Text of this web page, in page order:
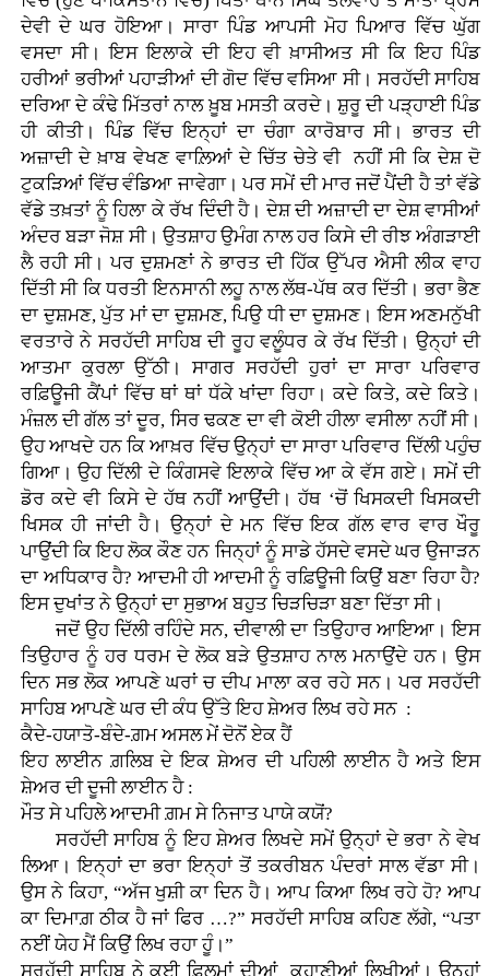
ਦੇਵੀ ਦੇ ਘਰ ਹੋਇਆ। ਸਾਰਾ ਪਿੰਡ ਆਪਸੀ ਮੋਹ ਪਿਆਰ ਵਿੱਚ ਘੁੱਗ
ਵਸਦਾ ਸੀ। ਇਸ ਇਲਾਕੇ ਦੀ ਇਹ ਵੀ ਖ਼ਾਸੀਅਤ ਸੀ ਕਿ ਇਹ ਪਿੰਡ
ਹਰੀਆਂ ਭਰੀਆਂ ਪਹਾੜੀਆਂ ਦੀ ਗੋਦ ਵਿੱਚ ਵਸਿਆ ਸੀ। ਸਰਹੱਦੀ ਸਾਹਿਬ
ਦਰਿਆ ਦੇ ਕੰਢੇ ਮਿੱਤਰਾਂ ਨਾਲ ਖ਼ੂਬ ਮਸਤੀ ਕਰਦੇ। ਸ਼ੁਰੂ ਦੀ ਪੜ੍ਹਾਈ ਪਿੰਡ
ਹੀ ਕੀਤੀ। ਪਿੰਡ ਵਿੱਚ ਇਨ੍ਹਾਂ ਦਾ ਚੰਗਾ ਕਾਰੋਬਾਰ ਸੀ। ਭਾਰਤ ਦੀ
ਅਜ਼ਾਦੀ ਦੇ ਖ਼ਾਬ ਵੇਖਣ ਵਾਲ਼ਿਆਂ ਦੇ ਚਿੱਤ ਚੇਤੇ ਵੀ ਨਹੀਂ ਸੀ ਕਿ ਦੇਸ਼ ਦੋ
ਟੁਕੜਿਆਂ ਵਿੱਚ ਵੰਡਿਆ ਜਾਵੇਗਾ। ਪਰ ਸਮੇਂ ਦੀ ਮਾਰ ਜਦੋਂ ਪੈਂਦੀ ਹੈ ਤਾਂ ਵੱਡੇ
ਵੱਡੇ ਤਖ਼ਤਾਂ ਨੂੰ ਹਿਲਾ ਕੇ ਰੱਖ ਦਿੰਦੀ ਹੈ। ਦੇਸ਼ ਦੀ ਅਜ਼ਾਦੀ ਦਾ ਦੇਸ਼ ਵਾਸੀਆਂ
ਅੰਦਰ ਬੜਾ ਜੋਸ਼ ਸੀ। ਉਤਸ਼ਾਹ ਉਮੰਗ ਨਾਲ ਹਰ ਕਿਸੇ ਦੀ ਰੀਝ ਅੰਗੜਾਈ
ਲੈ ਰਹੀ ਸੀ। ਪਰ ਦੁਸ਼ਮਣਾਂ ਨੇ ਭਾਰਤ ਦੀ ਹਿੱਕ ਉੱਪਰ ਐਸੀ ਲੀਕ ਵਾਹ
ਦਿੱਤੀ ਸੀ ਕਿ ਧਰਤੀ ਇਨਸਾਨੀ ਲਹੂ ਨਾਲ ਲੱਥ-ਪੱਥ ਕਰ ਦਿੱਤੀ। ਭਰਾ ਭੈਣ
ਦਾ ਦੁਸ਼ਮਣ, ਪੁੱਤ ਮਾਂ ਦਾ ਦੁਸ਼ਮਣ, ਪਿਉ ਧੀ ਦਾ ਦੁਸ਼ਮਣ। ਇਸ ਅਣਮਨੁੱਖੀ
ਵਰਤਾਰੇ ਨੇ ਸਰਹੱਦੀ ਸਾਹਿਬ ਦੀ ਰੂਹ ਵਲੂੰਧਰ ਕੇ ਰੱਖ ਦਿੱਤੀ। ਉਨ੍ਹਾਂ ਦੀ
ਆਤਮਾ ਕੁਰਲਾ ਉੱਠੀ। ਸਾਗਰ ਸਰਹੱਦੀ ਹੁਰਾਂ ਦਾ ਸਾਰਾ ਪਰਿਵਾਰ
ਰਫ਼ਿਊਜੀ ਕੈਂਪਾਂ ਵਿੱਚ ਥਾਂ ਥਾਂ ਧੱਕੇ ਖਾਂਦਾ ਰਿਹਾ। ਕਦੇ ਕਿਤੇ, ਕਦੇ ਕਿਤੇ।
ਮੰਜ਼ਲ ਦੀ ਗੱਲ ਤਾਂ ਦੂਰ, ਸਿਰ ਢਕਣ ਦਾ ਵੀ ਕੋਈ ਹੀਲਾ ਵਸੀਲਾ ਨਹੀਂ ਸੀ।
ਉਹ ਆਖਦੇ ਹਨ ਕਿ ਆਖ਼ਰ ਵਿੱਚ ਉਨ੍ਹਾਂ ਦਾ ਸਾਰਾ ਪਰਿਵਾਰ ਦਿੱਲੀ ਪਹੁੰਚ
ਗਿਆ। ਉਹ ਦਿੱਲੀ ਦੇ ਕਿੰਗਸਵੇ ਇਲਾਕੇ ਵਿੱਚ ਆ ਕੇ ਵੱਸ ਗਏ। ਸਮੇਂ ਦੀ
ਡੋਰ ਕਦੇ ਵੀ ਕਿਸੇ ਦੇ ਹੱਥ ਨਹੀਂ ਆਉਂਦੀ। ਹੱਥ ‘ਚੋਂ ਖਿਸਕਦੀ ਖਿਸਕਦੀ
ਖਿਸਕ ਹੀ ਜਾਂਦੀ ਹੈ। ਉਨ੍ਹਾਂ ਦੇ ਮਨ ਵਿੱਚ ਇਕ ਗੱਲ ਵਾਰ ਵਾਰ ਖੌਰੂ
ਪਾਉਂਦੀ ਕਿ ਇਹ ਲੋਕ ਕੌਣ ਹਨ ਜਿਨ੍ਹਾਂ ਨੂੰ ਸਾਡੇ ਹੱਸਦੇ ਵਸਦੇ ਘਰ ਉਜਾੜਨ
ਦਾ ਅਧਿਕਾਰ ਹੈ? ਆਦਮੀ ਹੀ ਆਦਮੀ ਨੂੰ ਰਫ਼ਿਊਜੀ ਕਿਉਂ ਬਣਾ ਰਿਹਾ ਹੈ?
ਇਸ ਦੁਖਾਂਤ ਨੇ ਉਨ੍ਹਾਂ ਦਾ ਸੁਭਾਅ ਬਹੁਤ ਚਿੜਚਿੜਾ ਬਣਾ ਦਿੱਤਾ ਸੀ।
ਜਦੋਂ ਉਹ ਦਿੱਲੀ ਰਹਿੰਦੇ ਸਨ, ਦੀਵਾਲੀ ਦਾ ਤਿਉਹਾਰ ਆਇਆ। ਇਸ
ਤਿਉਹਾਰ ਨੂੰ ਹਰ ਧਰਮ ਦੇ ਲੋਕ ਬੜੇ ਉਤਸ਼ਾਹ ਨਾਲ ਮਨਾਉਂਦੇ ਹਨ। ਉਸ
ਦਿਨ ਸਭ ਲੋਕ ਆਪਣੇ ਘਰਾਂ ਚ ਦੀਪ ਮਾਲਾ ਕਰ ਰਹੇ ਸਨ। ਪਰ ਸਰਹੱਦੀ
ਸਾਹਿਬ ਆਪਣੇ ਘਰ ਦੀ ਕੰਧ ਉੱਤੇ ਇਹ ਸ਼ੇਅਰ ਲਿਖ ਰਹੇ ਸਨ :
ਕੈਦੇ-ਹਯਾਤੋ-ਬੰਦੇ-ਗ਼ਮ ਅਸਲ ਮੇਂ ਦੋਨੋਂ ਏਕ ਹੈਂ
ਇਹ ਲਾਈਨ ਗ਼ਲਿਬ ਦੇ ਇਕ ਸ਼ੇਅਰ ਦੀ ਪਹਿਲੀ ਲਾਈਨ ਹੈ ਅਤੇ ਇਸ
ਸ਼ੇਅਰ ਦੀ ਦੂਜੀ ਲਾਈਨ ਹੈ :
ਮੌਤ ਸੇ ਪਹਿਲੇ ਆਦਮੀ ਗ਼ਮ ਸੇ ਨਿਜਾਤ ਪਾਯੇ ਕਯੋਂ?
ਸਰਹੱਦੀ ਸਾਹਿਬ ਨੂੰ ਇਹ ਸ਼ੇਅਰ ਲਿਖਦੇ ਸਮੇਂ ਉਨ੍ਹਾਂ ਦੇ ਭਰਾ ਨੇ ਵੇਖ
ਲਿਆ। ਇਨ੍ਹਾਂ ਦਾ ਭਰਾ ਇਨ੍ਹਾਂ ਤੋਂ ਤਕਰੀਬਨ ਪੰਦਰਾਂ ਸਾਲ ਵੱਡਾ ਸੀ।
ਉਸ ਨੇ ਕਿਹਾ, “ਅੱਜ ਖੁਸ਼ੀ ਕਾ ਦਿਨ ਹੈ। ਆਪ ਕਿਆ ਲਿਖ ਰਹੇ ਹੋ? ਆਪ
ਕਾ ਦਿਮਾਗ਼ ਠੀਕ ਹੈ ਜਾਂ ਫਿਰ …?” ਸਰਹੱਦੀ ਸਾਹਿਬ ਕਹਿਣ ਲੱਗੇ, “ਪਤਾ
ਨਈਂ ਯੇਹ ਮੈਂ ਕਿਉਂ ਲਿਖ ਰਹਾ ਹੂੰ।”
ਸਰਹੱਦੀ ਸਾਹਿਬ ਨੇ ਕਈ ਫ਼ਿਲਮਾਂ ਦੀਆਂ ਕਹਾਣੀਆਂ ਲਿਖੀਆਂ। ਉਨ੍ਹਾਂ